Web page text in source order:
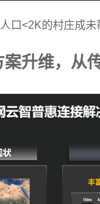
口<2K的村庄成未
案升维，从